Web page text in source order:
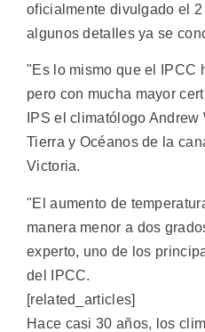
oficialmente divulgado el
algunos detalles ya se
"Es lo mismo que el IPCC
pero con mucha mayor
IPS el climatólogo
Tierra y Océanos de la
Victoria.
"El aumento de
manera menor a dos
experto, uno de los
del IPCC.
[related_articles]
Hace casi 30 años, los